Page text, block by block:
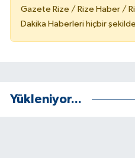
Gazete Rize / Rize Haber /
Dakika Haberleri hiçbir
Yükleniyor...